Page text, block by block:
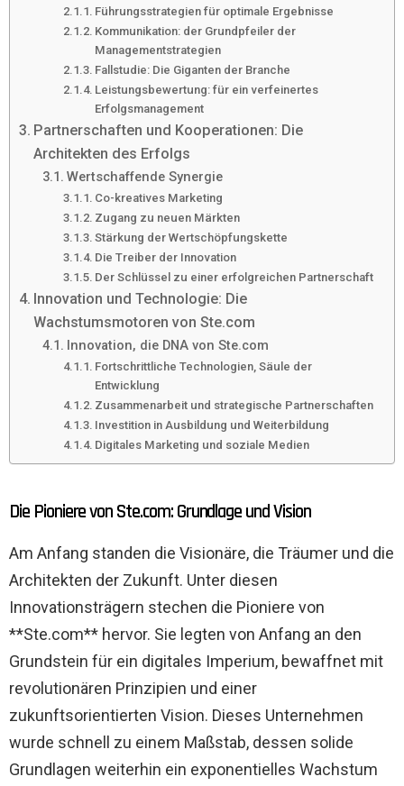
Führungsstrategien für optimale Ergebnisse
Kommunikation: der Grundpfeiler der
Managementstrategien
Fallstudie: Die Giganten der Branche
Leistungsbewertung: für ein verfeinertes
Erfolgsmanagement
Partnerschaften und Kooperationen: Die
Architekten des Erfolgs
Wertschaffende Synergie
Co-kreatives Marketing
Zugang zu neuen Märkten
Stärkung der Wertschöpfungskette
Die Treiber der Innovation
Der Schlüssel zu einer erfolgreichen Partnerschaft
Innovation und Technologie: Die
Wachstumsmotoren von Ste.com
Innovation, die DNA von Ste.com
Fortschrittliche Technologien, Säule der
Entwicklung
Zusammenarbeit und strategische Partnerschaften
Investition in Ausbildung und Weiterbildung
Digitales Marketing und soziale Medien
Die Pioniere von Ste.com: Grundlage und Vision
Am Anfang standen die Visionäre, die Träumer und die
Architekten der Zukunft. Unter diesen
Innovationsträgern stechen die Pioniere von
**Ste.com** hervor. Sie legten von Anfang an den
Grundstein für ein digitales Imperium, bewaffnet mit
revolutionären Prinzipien und einer
zukunftsorientierten Vision. Dieses Unternehmen
wurde schnell zu einem Maßstab, dessen solide
Grundlagen weiterhin ein exponentielles Wachstum